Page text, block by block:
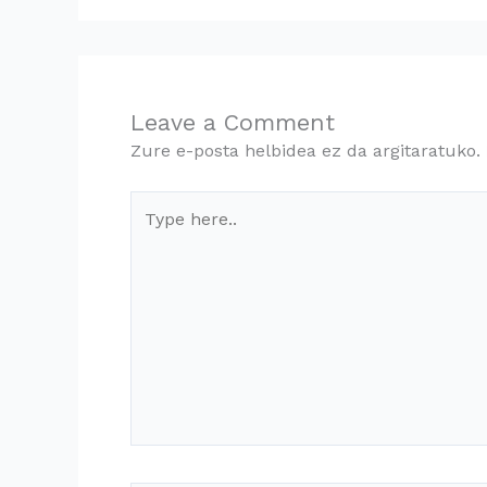
Leave a Comment
Zure e-posta helbidea ez da argitaratuko.
here..